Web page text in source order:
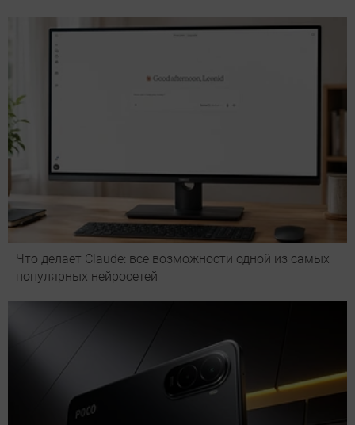
Что делает Сlaude: все возможности одной из самых
популярных нейросетей